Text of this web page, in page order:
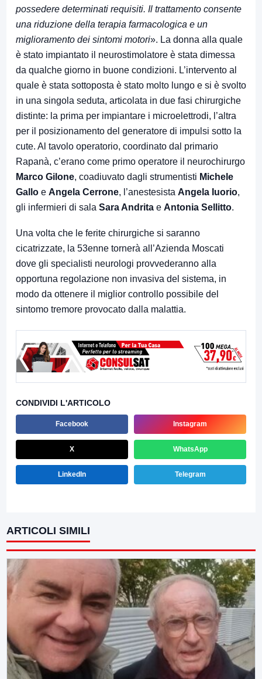
possedere determinati requisiti. Il trattamento consente
una riduzione della terapia farmacologica e un
miglioramento dei sintomi motori». La donna alla quale
è stato impiantato il neurostimolatore è stata dimessa
da qualche giorno in buone condizioni. L’intervento al
quale è stata sottoposta è stato molto lungo e si è svolto
in una singola seduta, articolata in due fasi chirurgiche
distinte: la prima per impiantare i microelettrodi, l’altra
per il posizionamento del generatore di impulsi sotto la
cute. Al tavolo operatorio, coordinato dal primario
Rapanà, c’erano come primo operatore il neurochirurgo
Marco Gilone, coadiuvato dagli strumentisti Michele
Gallo e Angela Cerrone, l’anestesista Angela Iuorio,
gli infermieri di sala Sara Andrita e Antonia Sellitto.
Una volta che le ferite chirurgiche si saranno
cicatrizzate, la 53enne tornerà all’Azienda Moscati
dove gli specialisti neurologi provvederanno alla
opportuna regolazione non invasiva del sistema, in
modo da ottenere il miglior controllo possibile del
sintomo tremore provocato dalla malattia.
CONDIVIDI L'ARTICOLO
Facebook Instagram
X WhatsApp
LinkedIn Telegram
ARTICOLI SIMILI